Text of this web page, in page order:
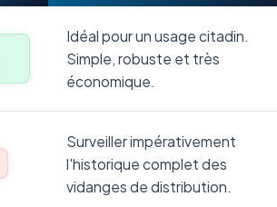
Idéal pour un usage citadin.
Simple, robuste et très
économique.
Surveiller impérativement
l'historique complet des
vidanges de distribution.